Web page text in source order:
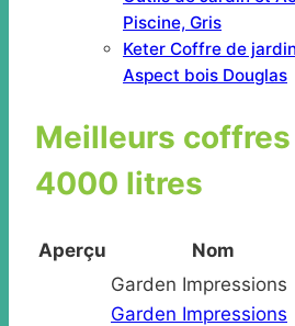
Piscine, Gris
Keter Coffre de
Aspect bois Douglas
Meilleurs
4000 litres
Aperçu Nom
Garden Impressions
Garden Impressions